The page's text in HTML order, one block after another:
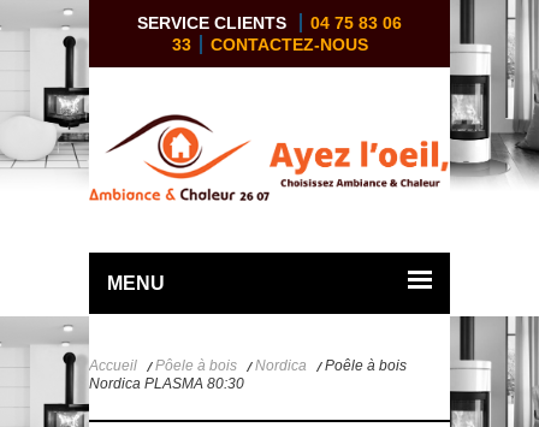
SERVICE CLIENTS
04 75 83 06
33
CONTACTEZ-NOUS
MENU
Accueil Pôele à bois Nordica
Poêle à bois
Nordica PLASMA 80:30